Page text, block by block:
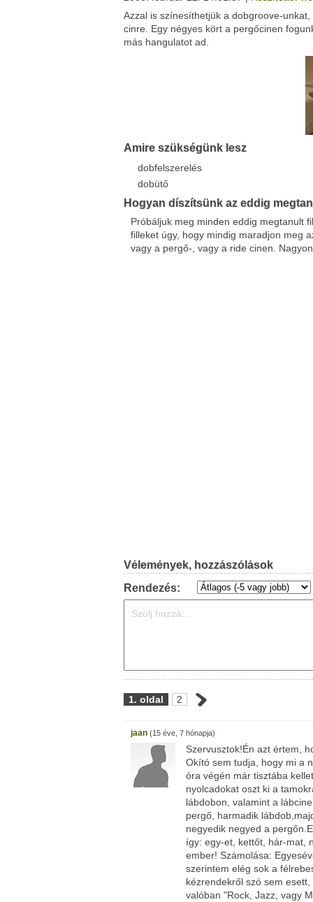
Facebook Twitter
Del.icio.us
Live
Azzal is színesíthetjük a dobgroove-
cinre. Egy négyes kört a pergőcinen
más hangulatot ad.
Amire szükségünk lesz
dobfelszerelés
dobütő
Hogyan díszítsünk az eddig
Próbáljuk meg minden eddig megtanult
filleket úgy, hogy mindig maradjon meg
vagy a pergő-, vagy a ride cinen.
Vélemények, hozzászólások
Rendezés:
1. oldal 2
jaan (15 éve, 7 hónapja)
Szervusztok!Én azt értem,
Okító sem tudja, hogy mi a
óra végén már tisztába
nyolcadokat oszt ki a
lábdobon, valamint a
pergő, harmadik
negyedik negyed a
így: egy-et, kettőt, hár-mat,
ember! Számolása:
szerintem elég sok a
kézrendekről szó sem
valóban "Rock, Jazz, vagy